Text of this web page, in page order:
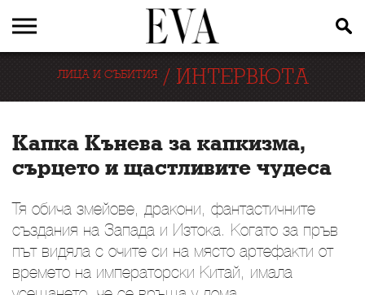
ЛИЦА И СЪБИТИЯ/ ИНТЕРВЮТА
Капка Кънева за капкизма,
сърцето и щастливите чудеса
Тя обича змейове, дракони, фантастичните
създания на Запада и Изтока. Когато за пръв
път видяла с очите си на място артефакти от
времето на императорски Китай, имала